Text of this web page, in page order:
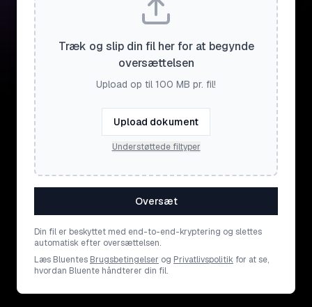
Træk og slip din fil her for at begynde
oversættelsen
Upload op til 100 MB pr. fil!
Upload dokument
Understøttede filtyper
Oversæt
Din fil er beskyttet med end-to-end-kryptering og slettes
automatisk efter oversættelsen.
Læs Bluentes Brugsbetingelser og Privatlivspolitik for at se,
hvordan Bluente håndterer din fil.